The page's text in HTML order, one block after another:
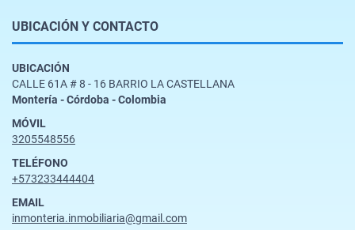
UBICACIÓN Y CONTACTO
UBICACIÓN
CALLE 61A # 8 - 16 BARRIO LA CASTELLANA
Montería - Córdoba - Colombia
MÓVIL
3205548556
TELÉFONO
+573233444404
EMAIL
inmonteria.inmobiliaria@gmail.com